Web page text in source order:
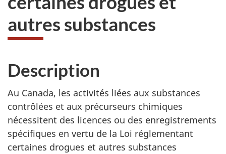
autres substances
Description
Au Canada, les activités liées aux substances
contrôlées et aux précurseurs chimiques
nécessitent des licences ou des enregistrements
spécifiques en vertu de la Loi réglementant
certaines drogues et autres substances